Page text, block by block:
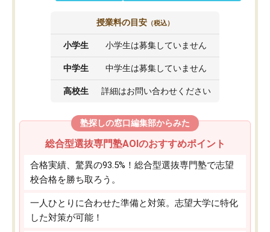
授業料の目安 （税込）
小学生 小学生は募集していません
中学生 中学生は募集していません
高校生 詳細はお問い合わせください
塾探しの窓口編集部からみた
総合型選抜専門塾AOIのおすすめポイント
合格実績、驚異の93.5%！総合型選抜専門塾で志望
校合格を勝ち取ろう。
一人ひとりに合わせた準備と対策。志望大学に特化
した対策が可能！